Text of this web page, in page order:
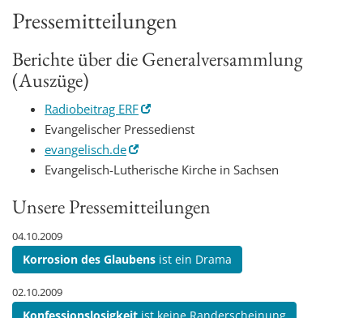
Pressemitteilungen
Berichte über die Generalversammlung
(Auszüge)
Radiobeitrag ERF
Evangelischer Pressedienst
evangelisch.de
Evangelisch-Lutherische Kirche in Sachsen
Unsere Pressemitteilungen
04.10.2009
Korrosion des Glaubens ist ein Drama
02.10.2009